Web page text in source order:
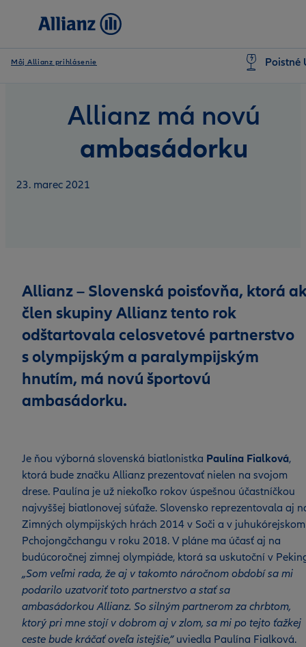
Môj Allianz prihlásenie Poistné
Allianz má novú
ambasádorku
23. marec 2021
Allianz – Slovenská poisťovňa, ktorá
člen skupiny Allianz tento rok
odštartovala celosvetové partnerstvo
s olympijským a paralympijským
hnutím, má novú športovú
ambasádorku.
Je ňou výborná slovenská biatlonistka Paulína Fialková,
ktorá bude značku Allianz prezentovať nielen na svojom
drese. Paulína je už niekoľko rokov úspešnou účastníčkou
najvyššej biatlonovej súťaže. Slovensko reprezentovala aj
Zimných olympijských hrách 2014 v Soči a v juhukórejskom
Pchojongčchangu v roku 2018. V pláne ma účasť aj na
budúcoročnej zimnej olympiáde, ktorá sa uskutoční v
„Som veľmi rada, že aj v takomto náročnom období sa mi
podarilo uzatvoriť toto partnerstvo a stať sa
ambasádorkou Allianz. So silným partnerom za chrbtom,
ktorý pri mne stojí v dobrom aj v zlom, sa mi po tejto ťažkej
ceste bude kráčať oveľa istejšie,” uviedla Paulína Fialková.